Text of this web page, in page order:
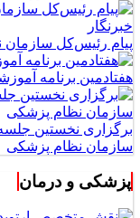
پیام رئیس‌کل سازمان
هفتادمین برنامه
برگزاری نخستین
سازمان نظام پزشکی
پزشکی و درمان